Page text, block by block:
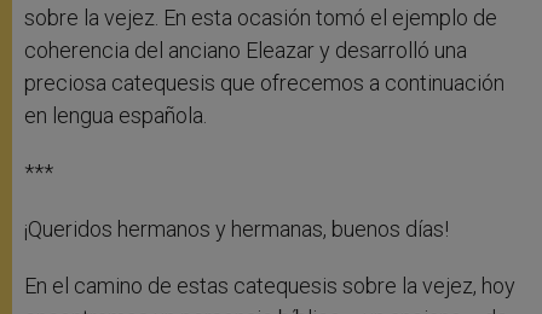
sobre la vejez. En esta ocasión tomó el ejemplo de
coherencia del anciano Eleazar y desarrolló una
preciosa catequesis que ofrecemos a continuación
en lengua española.
***
¡Queridos hermanos y hermanas, buenos días!
En el camino de estas catequesis sobre la vejez, hoy